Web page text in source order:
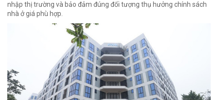
nhập thị trường và bảo đảm đúng đối tượng thụ hưởng chính sách
nhà ở giá phù hợp.